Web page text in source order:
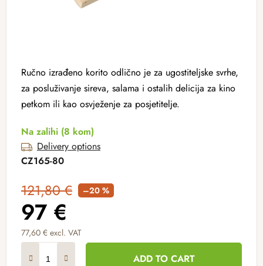
Ručno izrađeno korito odlično je za ugostiteljske svrhe,
za posluživanje sireva, salama i ostalih delicija za kino
petkom ili kao osvježenje za posjetitelje.
Na zalihi (8 kom)
Delivery options
CZ165-80
121,80 € –20 %
97 €
77,60 € excl. VAT
ADD TO CART